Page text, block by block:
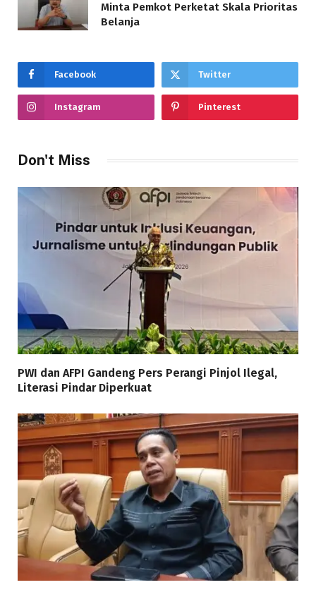
Minta Pemkot Perketat Skala Prioritas
Belanja
Facebook Twitter
Instagram Pinterest
Don't Miss
PWI dan AFPI Gandeng Pers Perangi Pinjol Ilegal,
Literasi Pindar Diperkuat